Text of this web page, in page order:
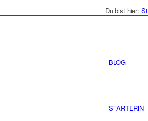
BLOG
STARTERiN
Du bist hier: